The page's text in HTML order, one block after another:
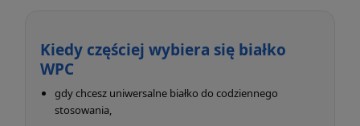
Kiedy częściej wybiera się białko
WPC
gdy chcesz uniwersalne białko do codziennego
stosowania,